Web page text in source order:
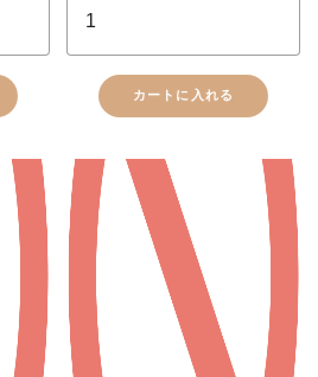
カートに入れる